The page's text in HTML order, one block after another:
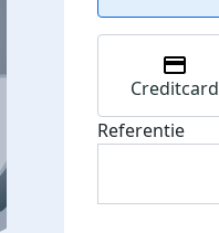
Creditcard
Referentie